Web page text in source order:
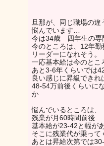
旦那が、同じ職場の
悩んでいます…
今は34歳 四年生の専
今のところは、12年
リーダーになれそう。
一応基本給は今のとこ
あと3-6年くらいでは
良い感じに昇級できれ
48-54万前後くらいに
か
悩んでいるところは、
残業が月60時間前後
基本給が23-42と幅が
そこに残業代が乗って
あとは昇給次第では